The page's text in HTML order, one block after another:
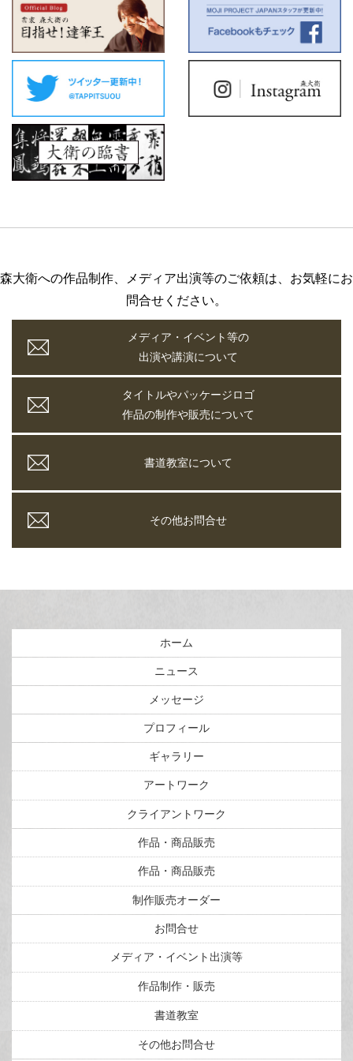
森大衛への作品制作、メディア出演等のご依頼は、お気軽にお
問合せください。
メディア・イベント等の
出演や講演について
タイトルやパッケージロゴ
作品の制作や販売について
書道教室について
その他お問合せ
ホーム
ニュース
メッセージ
プロフィール
ギャラリー
アートワーク
クライアントワーク
作品・商品販売
作品・商品販売
制作販売オーダー
お問合せ
メディア・イベント出演等
作品制作・販売
書道教室
その他お問合せ